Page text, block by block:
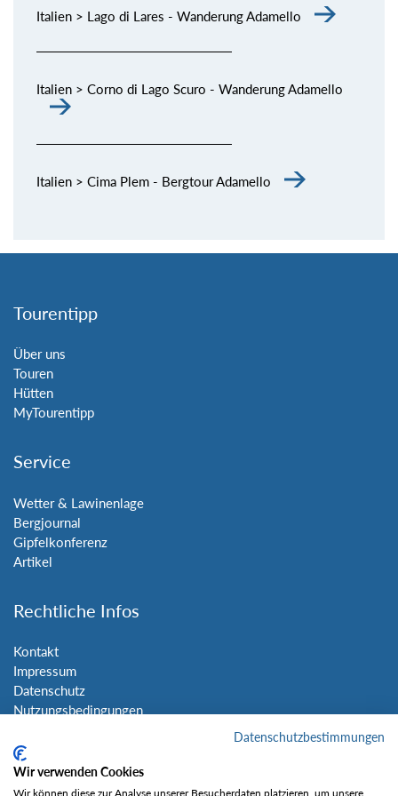
Italien > Lago di Lares - Wanderung Adamello
Italien > Corno di Lago Scuro - Wanderung Adamello
Italien > Cima Plem - Bergtour Adamello
Tourentipp
Über uns
Touren
Hütten
MyTourentipp
Service
Wetter & Lawinenlage
Bergjournal
Gipfelkonferenz
Artikel
Rechtliche Infos
Kontakt
Impressum
Datenschutz
Nutzungsbedingungen
Social Media
Datenschutzbestimmungen
Wir verwenden Cookies
Wir können diese zur Analyse unserer Besucherdaten platzieren, um unsere